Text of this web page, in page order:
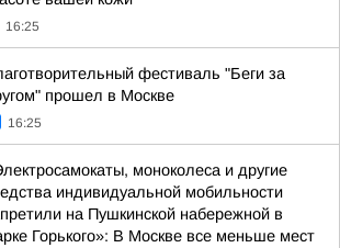
16:25
фестиваль "Беги за
прошел в Москве
16:25
моноколеса и другие
индивидуальной мобильности
на Пушкинской набережной в
Горького»: В Москве все меньше мест